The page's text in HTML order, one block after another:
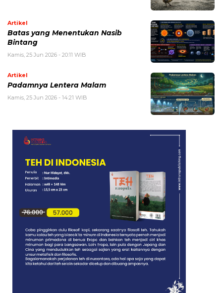
Artikel
Batas yang Menentukan Nasib
Bintang
Kamis, 25 Jun 2026 - 20:11 WIB
Artikel
Padamnya Lentera Malam
Kamis, 25 Jun 2026 - 14:21 WIB